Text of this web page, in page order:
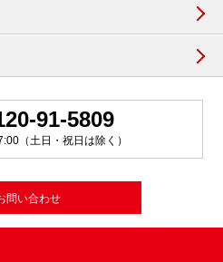
91-5809
（土日・祝日は除く）
問い合わせ